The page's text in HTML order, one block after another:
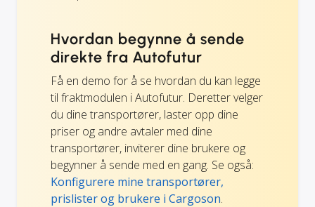
Hvordan begynne å sende
direkte fra Autofutur
Få en demo for å se hvordan du kan legge
til fraktmodulen i Autofutur. Deretter velger
du dine transportører, laster opp dine
priser og andre avtaler med dine
transportører, inviterer dine brukere og
begynner å sende med en gang. Se også:
Konfigurere mine transportører,
prislister og brukere i Cargoson.